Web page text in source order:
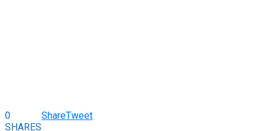
0
SHARES
ShareTweet